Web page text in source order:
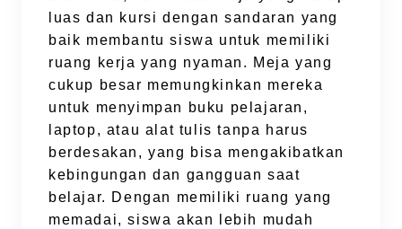
luas dan kursi dengan sandaran yang
baik membantu siswa untuk memiliki
ruang kerja yang nyaman. Meja yang
cukup besar memungkinkan mereka
untuk menyimpan buku pelajaran,
laptop, atau alat tulis tanpa harus
berdesakan, yang bisa mengakibatkan
kebingungan dan gangguan saat
belajar. Dengan memiliki ruang yang
memadai, siswa akan lebih mudah